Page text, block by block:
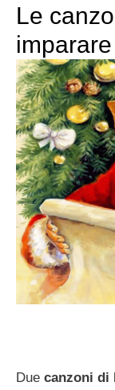
Le
Due canzoni di